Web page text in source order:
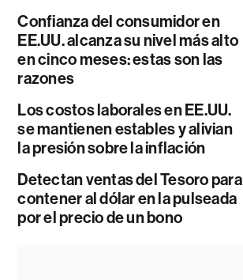
Confianza del consumidor en
EE.UU. alcanza su nivel más alto
en cinco meses: estas son las
razones
Los costos laborales en EE.UU.
se mantienen estables y alivian
la presión sobre la inflación
Detectan ventas del Tesoro para
contener al dólar en la pulseada
por el precio de un bono